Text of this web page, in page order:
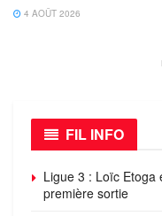
4 AOÛT 2026
FIL INFO
Ligue 3 : Loïc Etoga
première sortie